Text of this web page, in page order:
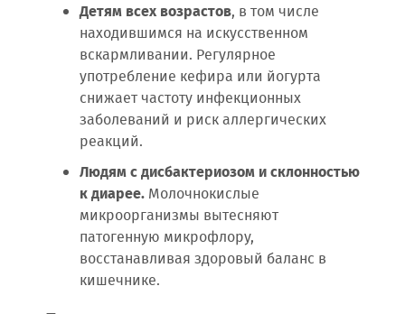
Детям всех возрастов, в том числе
находившимся на искусственном
вскармливании. Регулярное
употребление кефира или йогурта
снижает частоту инфекционных
заболеваний и риск аллергических
реакций.
Людям с дисбактериозом и склонностью
к диарее. Молочнокислые
микроорганизмы вытесняют
патогенную микрофлору,
восстанавливая здоровый баланс в
кишечнике.